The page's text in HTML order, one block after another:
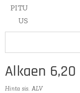
PITU
US
Alkaen 6,20
Hinta sis. ALV